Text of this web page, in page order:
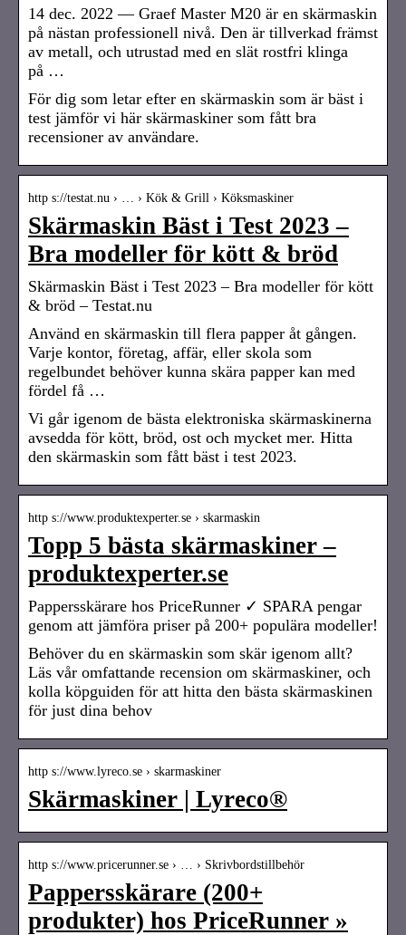
14 dec. 2022 — Graef Master M20 är en skärmaskin
på nästan professionell nivå. Den är tillverkad främst
av metall, och utrustad med en slät rostfri klinga
på …
För dig som letar efter en skärmaskin som är bäst i
test jämför vi här skärmaskiner som fått bra
recensioner av användare.
http s://testat.nu › … › Kök & Grill › Köksmaskiner
Skärmaskin Bäst i Test 2023 –
Bra modeller för kött & bröd
Skärmaskin Bäst i Test 2023 – Bra modeller för kött
& bröd – Testat.nu
Använd en skärmaskin till flera papper åt gången.
Varje kontor, företag, affär, eller skola som
regelbundet behöver kunna skära papper kan med
fördel få …
Vi går igenom de bästa elektroniska skärmaskinerna
avsedda för kött, bröd, ost och mycket mer. Hitta
den skärmaskin som fått bäst i test 2023.
http s://www.produktexperter.se › skarmaskin
Topp 5 bästa skärmaskiner –
produktexperter.se
Pappersskärare hos PriceRunner ✓ SPARA pengar
genom att jämföra priser på 200+ populära modeller!
Behöver du en skärmaskin som skär igenom allt?
Läs vår omfattande recension om skärmaskiner, och
kolla köpguiden för att hitta den bästa skärmaskinen
för just dina behov
http s://www.lyreco.se › skarmaskiner
Skärmaskiner | Lyreco®
http s://www.pricerunner.se › … › Skrivbordstillbehör
Pappersskärare (200+
produkter) hos PriceRunner »